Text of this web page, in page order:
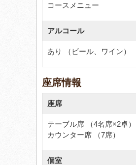
コースメニュー
アルコール
あり （ビール、ワイン）
座席情報
座席
テーブル席 （4名席×2卓）
カウンター席 （7席）
個室